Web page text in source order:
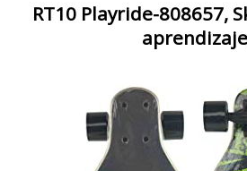
RT10 Playride-808657,